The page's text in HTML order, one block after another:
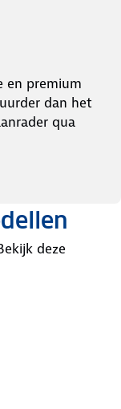
en premium
dan het
qua
deze